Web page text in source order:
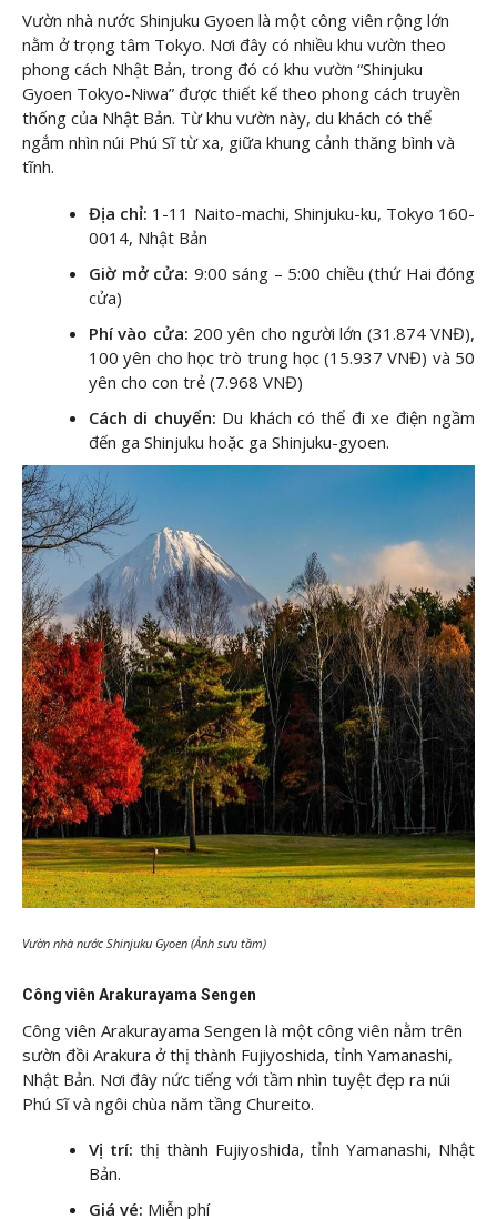
Vườn nhà nước Shinjuku Gyoen là một công viên rộng lớn
nằm ở trọng tâm Tokyo. Nơi đây có nhiều khu vườn theo
phong cách Nhật Bản, trong đó có khu vườn “Shinjuku
Gyoen Tokyo-Niwa” được thiết kế theo phong cách truyền
thống của Nhật Bản. Từ khu vườn này, du khách có thể
ngắm nhìn núi Phú Sĩ từ xa, giữa khung cảnh thăng bình và
tĩnh.
Địa chỉ: 1-11 Naito-machi, Shinjuku-ku, Tokyo 160-
0014, Nhật Bản
Giờ mở cửa: 9:00 sáng – 5:00 chiều (thứ Hai đóng
cửa)
Phí vào cửa: 200 yên cho người lớn (31.874 VNĐ),
100 yên cho học trò trung học (15.937 VNĐ) và 50
yên cho con trẻ (7.968 VNĐ)
Cách di chuyển: Du khách có thể đi xe điện ngầm
đến ga Shinjuku hoặc ga Shinjuku-gyoen.
Vườn nhà nước Shinjuku Gyoen (Ảnh sưu tầm)
Công viên Arakurayama Sengen
Công viên Arakurayama Sengen là một công viên nằm trên
sườn đồi Arakura ở thị thành Fujiyoshida, tỉnh Yamanashi,
Nhật Bản. Nơi đây nức tiếng với tầm nhìn tuyệt đẹp ra núi
Phú Sĩ và ngôi chùa năm tầng Chureito.
Vị trí: thị thành Fujiyoshida, tỉnh Yamanashi, Nhật
Bản.
Giá vé: Miễn phí